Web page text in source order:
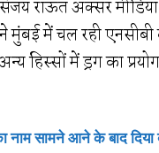
राऊत अक्सर
मुंबई में चल रही
हिस्सों में ड्रग का
नाम सामने आने के बाद दिया